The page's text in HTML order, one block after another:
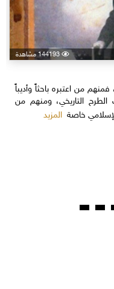
144193 مشاهدة
من اعتبره باحثاً وأديباً
التاريخي، ومنهم من
خاصةالمزيد